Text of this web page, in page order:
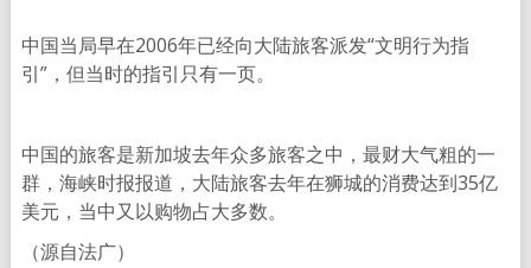
中国当局早在2006年已经向大陆旅客派发“文明行为指
引”，但当时的指引只有一页。
中国的旅客是新加坡去年众多旅客之中，最财大气粗的一
群，海峡时报报道，大陆旅客去年在狮城的消费达到35亿
美元，当中又以购物占大多数。
（源自法广）